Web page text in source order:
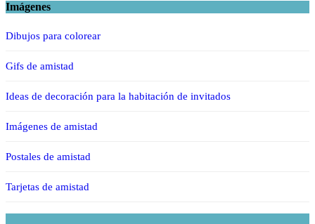
Imágenes
Dibujos para colorear
Gifs de amistad
Ideas de decoración para la habitación de invitados
Imágenes de amistad
Postales de amistad
Tarjetas de amistad